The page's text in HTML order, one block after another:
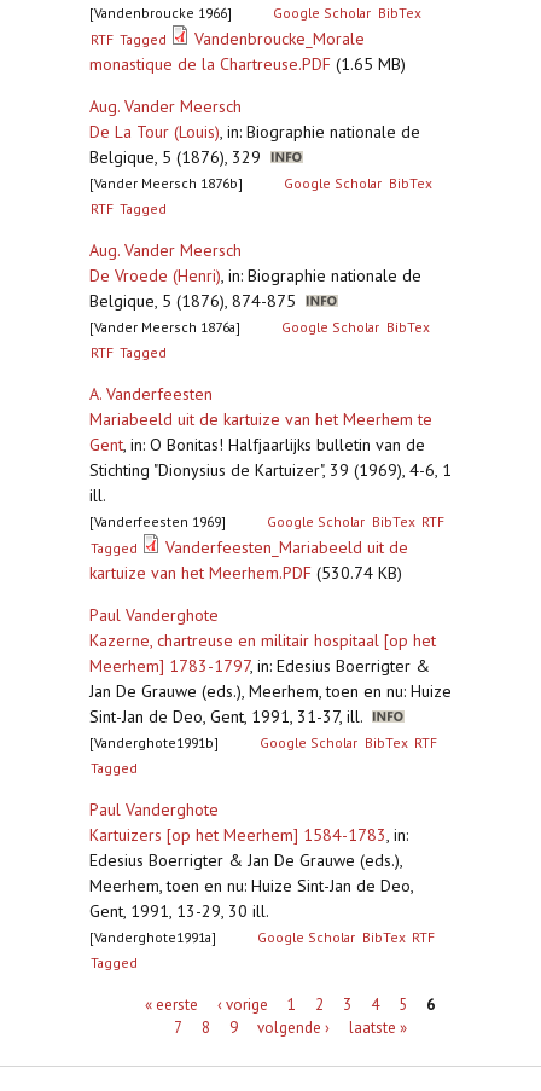
[Vandenbroucke 1966] Google Scholar BibTex
RTF Tagged
Vandenbroucke_Morale
monastique de la Chartreuse.PDF (1.65 MB)
Aug. Vander Meersch
De La Tour (Louis), in: Biographie nationale de
Belgique, 5 (1876), 329
[Vander Meersch 1876b] Google Scholar BibTex
RTF Tagged
Aug. Vander Meersch
De Vroede (Henri), in: Biographie nationale de
Belgique, 5 (1876), 874-875
[Vander Meersch 1876a] Google Scholar BibTex
RTF Tagged
A. Vanderfeesten
Mariabeeld uit de kartuize van het Meerhem te
Gent, in: O Bonitas! Halfjaarlijks bulletin van de
Stichting "Dionysius de Kartuizer", 39 (1969), 4-6, 1
ill.
[Vanderfeesten 1969] Google Scholar BibTex RTF
Tagged
Vanderfeesten_Mariabeeld uit de
kartuize van het Meerhem.PDF (530.74 KB)
Paul Vanderghote
Kazerne, chartreuse en militair hospitaal [op het
Meerhem] 1783-1797, in: Edesius Boerrigter &
Jan De Grauwe (eds.), Meerhem, toen en nu: Huize
Sint-Jan de Deo, Gent, 1991, 31-37, ill.
[Vanderghote1991b] Google Scholar BibTex RTF
Tagged
Paul Vanderghote
Kartuizers [op het Meerhem] 1584-1783, in:
Edesius Boerrigter & Jan De Grauwe (eds.),
Meerhem, toen en nu: Huize Sint-Jan de Deo,
Gent, 1991, 13-29, 30 ill.
[Vanderghote1991a] Google Scholar BibTex RTF
Tagged
Pagina's« eerste ‹ vorige 1 2 3 4 5
6
7
8 9 volgende › laatste »